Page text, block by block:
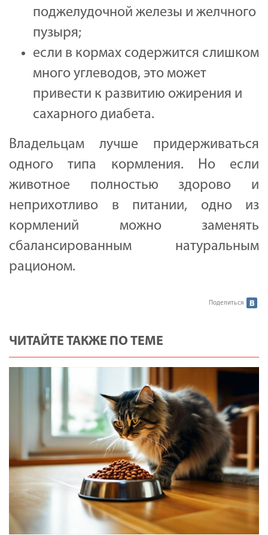
поджелудочной железы и желчного
пузыря;
если в кормах содержится слишком
много углеводов, это может
привести к развитию ожирения и
сахарного диабета.
Владельцам лучше придерживаться
одного типа кормления. Но если
животное полностью здорово и
неприхотливо в питании, одно из
кормлений можно заменять
сбалансированным натуральным
рационом.
Поделиться
ЧИТАЙТЕ ТАКЖЕ ПО ТЕМЕ